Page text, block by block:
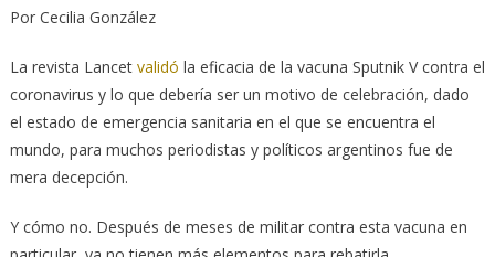
Por Cecilia González
La revista Lancet validó la eficacia de la vacuna Sputnik V contra el
coronavirus y lo que debería ser un motivo de celebración, dado
el estado de emergencia sanitaria en el que se encuentra el
mundo, para muchos periodistas y políticos argentinos fue de
mera decepción.
Y cómo no. Después de meses de militar contra esta vacuna en